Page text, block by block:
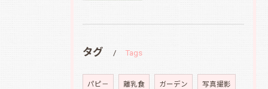
タグ Tags
パピ－ 離乳食 ガーデン 写真撮影